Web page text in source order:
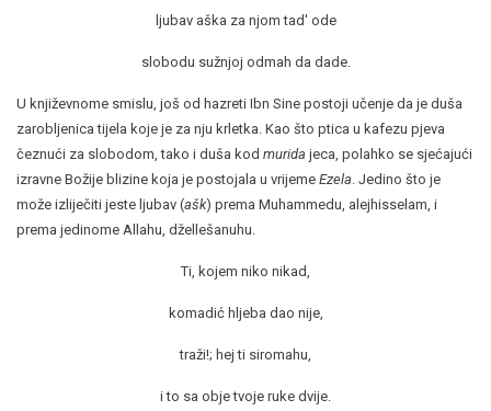
ljubav aška za njom tad' ode
slobodu sužnjoj odmah da dade.
U književnome smislu, još od hazreti Ibn Sine postoji učenje da je duša
zarobljenica tijela koje je za nju krletka. Kao što ptica u kafezu pjeva
čeznući za slobodom, tako i duša kod murida jeca, polahko se sjećajući
izravne Božije blizine koja je postojala u vrijeme Ezela . Jedino što je
može izliječiti jeste ljubav (ašk) prema Muhammedu, alejhisselam, i
prema jedinome Allahu, džellešanuhu.
Ti, kojem niko nikad,
komadić hljeba dao nije,
traži!; hej ti siromahu,
i to sa obje tvoje ruke dvije.